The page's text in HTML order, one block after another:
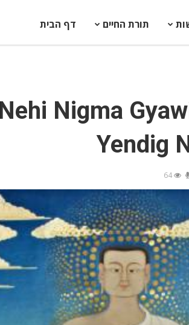
דף הבית תורת החיים
Nigma
Yendig
64